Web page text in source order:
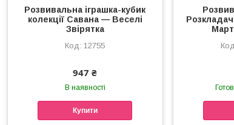
Розвивальна іграшка-кубик
колекції Савана — Веселі
Звірятка
12755
947 ₴
В наявності
Купити